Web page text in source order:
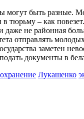
могут быть разные.
тюрьму – как
даже не районная
отправлять
заметен
документы в
Лукашенко